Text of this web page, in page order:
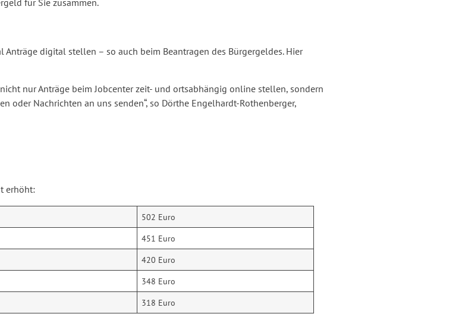
für Sie zusammen.
digital stellen – so auch beim Beantragen des Bürgergeldes. Hier
nur Anträge beim Jobcenter zeit- und ortsabhängig online stellen, sondern
Nachrichten an uns senden“, so Dörthe Engelhardt-Rothenberger,
erhöht:
502 Euro
451 Euro
420 Euro
348 Euro
318 Euro